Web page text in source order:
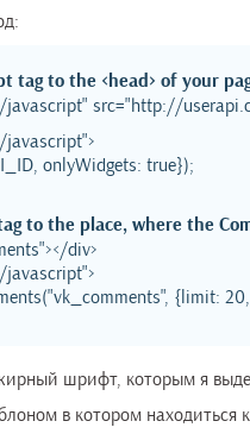
tag to the <head> of your
javascript" src="http://
onlyWidgets: true});
to the place, where the
div>
{limit:
шрифт, которым я
в котором находиться